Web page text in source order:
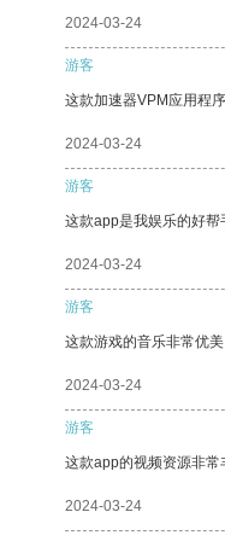
2024-03-24
游客
这款加速器VPM应用程
2024-03-24
游客
这款app是我娱乐的好帮
2024-03-24
游客
这款游戏的音乐非常优
2024-03-24
游客
这款app的视频资源非常
2024-03-24